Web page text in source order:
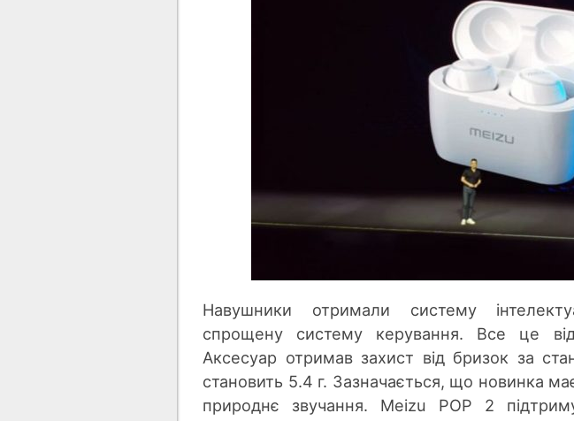
Навушники отримали систему
спрощену систему керування. Все це
Аксесуар отримав захист від бризок за
становить 5.4 г. Зазначається, що новинка
природнє звучання. Meizu POP 2